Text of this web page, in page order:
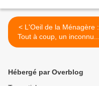
< L'Oeil de la Ménagère :
Tout à coup, un inconnu...
Hébergé par Overblog